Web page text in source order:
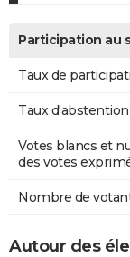
Participation au
Taux de
Taux d'abstention
Votes blancs et
des votes
Nombre de
Autour des